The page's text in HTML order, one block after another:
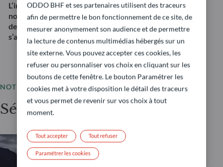
L’investissement dans cette stratégie présente
notamment un risque de perte en capital ainsi que
des risques liés aux taux d’intérêt et au crédit. Il ne
s’agit pas d’une recommandation d’investissement.
NOTRE OFFRE
Sélection de fonds
OBLIGATIONS
ODDO BHF et ses partenaires utilisent des traceurs
afin de permettre le bon fonctionnement de ce site, de
mesurer anonymement son audience et de permettre
la lecture de contenus multimédias hébergés sur un
site externe. Vous pouvez accepter ces cookies, les
refuser ou personnaliser vos choix en cliquant sur les
boutons de cette fenêtre. Le bouton Paramétrer les
cookies met à votre disposition le détail des traceurs
et vous permet de revenir sur vos choix à tout
moment.
Tout refuser
Tout accepter
Paramétrer les cookies